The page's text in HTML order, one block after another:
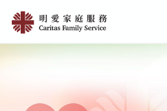
main
content
明
學
單